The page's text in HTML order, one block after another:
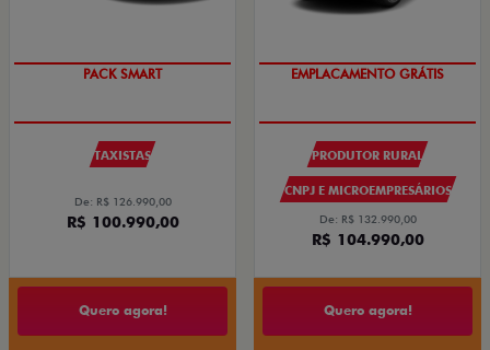
PACK SMART
TAXISTAS
De: R$ 126.990,00
R$ 100.990,00
Quero agora!
EMPLACAMENTO GRÁTIS
PRODUTOR RURAL
CNPJ E MICROEMPRESÁRIOS
De: R$ 132.990,00
R$ 104.990,00
Quero agora!